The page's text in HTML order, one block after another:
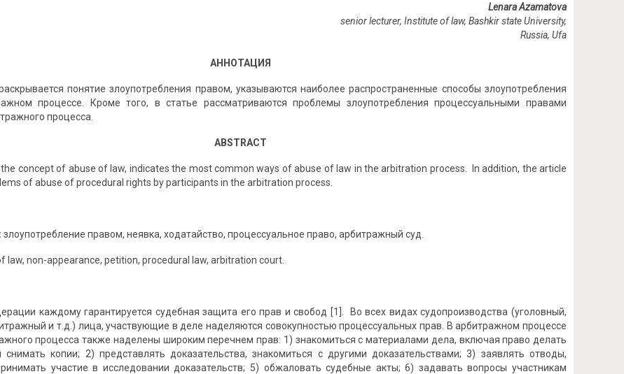
Lenara Azamatova
senior lecturer, Institute of law, Bashkir state University,
Russia, Ufa
АННОТАЦИЯ
понятие злоупотребления правом, указываются наиболее распространенные способы злоупотребления
процессе. Кроме того, в статье рассматриваются проблемы злоупотребления процессуальными правами
процесса.
ABSTRACT
concept of abuse of law, indicates the most common ways of abuse of law in the arbitration process. In addition, the article
of abuse of procedural rights by participants in the arbitration process.
злоупотребление правом, неявка, ходатайство, процессуальное право, арбитражный суд.
law, non-appearance, petition, procedural law, arbitration court.
каждому гарантируется судебная защита его прав и свобод [1]. Во всех видах судопроизводства (уголовный,
и т.д.) лица, участвующие в деле наделяются совокупностью процессуальных прав. В арбитражном процессе
процесса также наделены широким перечнем прав: 1) знакомиться с материалами дела, включая право делать
копии; 2) представлять доказательства, знакомиться с другими доказательствами; 3) заявлять отводы,
участие в исследовании доказательств; 5) обжаловать судебные акты; 6) задавать вопросы участникам